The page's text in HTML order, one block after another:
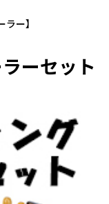
ー】
ーセット